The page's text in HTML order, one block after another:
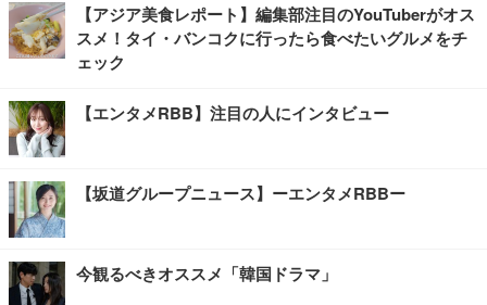
【アジア美食レポート】編集部注目のYouTuberがオス
スメ！タイ・バンコクに行ったら食べたいグルメをチ
ェック
【エンタメRBB】注目の人にインタビュー
【坂道グループニュース】ーエンタメRBBー
今観るべきオススメ「韓国ドラマ」